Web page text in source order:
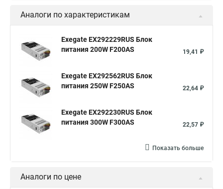
Аналоги по характеристикам
Exegate EX292229RUS Блок
питания 200W F200AS
19,41 ₽
Exegate EX292562RUS Блок
питания 250W F250AS
22,64 ₽
Exegate EX292230RUS Блок
питания 300W F300AS
22,57 ₽
Показать больше
Аналоги по цене